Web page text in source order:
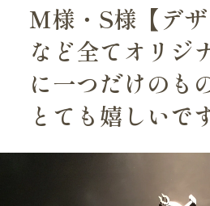
M様・S様【デ
など全てオリジ
に一つだけのも
とても嬉しいで